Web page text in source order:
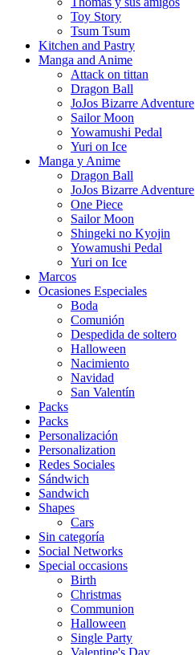
Toy Story
Tsum Tsum
Kitchen and Pastry
Manga and Anime
Attack on tittan
Dragon Ball
JoJos Bizarre Adventure
Sailor Moon
Yowamushi Pedal
Yuri on Ice
Manga y Anime
Dragon Ball
JoJos Bizarre Adventure
One Piece
Sailor Moon
Shingeki no Kyojin
Yowamushi Pedal
Yuri on Ice
Marcos
Ocasiones Especiales
Boda
Comunión
Despedida de soltero
Halloween
Nacimiento
Navidad
San Valentín
Packs
Packs
Personalización
Personalization
Redes Sociales
Sándwich
Sandwich
Shapes
Cars
Sin categoría
Social Networks
Special occasions
Birth
Christmas
Communion
Halloween
Single Party
Valentine's Day